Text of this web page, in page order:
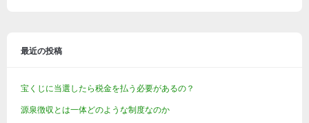
最近の投稿
宝くじに当選したら税金を払う必要があるの？
源泉徴収とは一体どのような制度なのか